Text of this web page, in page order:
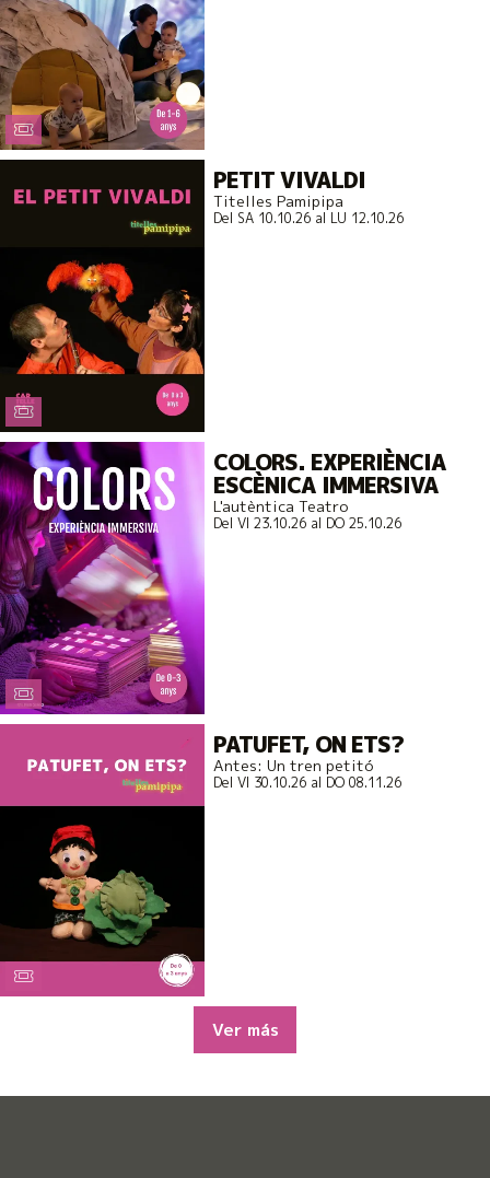
PETIT VIVALDI
Titelles Pamipipa
Del SA 10.10.26al LU 12.10.26
COLORS. EXPERIÈNCIA
ESCÈNICA IMMERSIVA
L'autèntica Teatro
Del VI 23.10.26al DO 25.10.26
PATUFET, ON ETS?
Antes: Un tren petitó
Del VI 30.10.26al DO 08.11.26
Ver más